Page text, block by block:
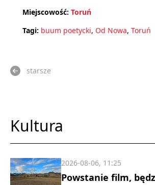
Miejscowość: Toruń
Tagi: buum poetycki, Od Nowa, Toruń
starsze
Kultura
Powstanie film,
2026-08-06, 11:25